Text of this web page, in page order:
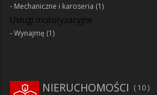
Mechaniczne i karoseria (1)
Usługi motoryzacyjne
Wynajmę (1)
NIERUCHOMOŚCI 10